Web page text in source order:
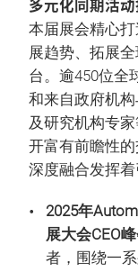
多元化同期活
本届展会精心
展趋势、拓展
台。逾450位全
和来自政府机
及研究机构专
开富有前瞻性
深度融合发挥
2025年
展大会CEO
者，围绕一